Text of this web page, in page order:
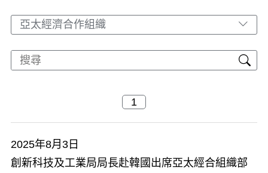
亞太經濟合作組織
2025年8月3日
創新科技及工業局局長赴韓國出席亞太經合組織部